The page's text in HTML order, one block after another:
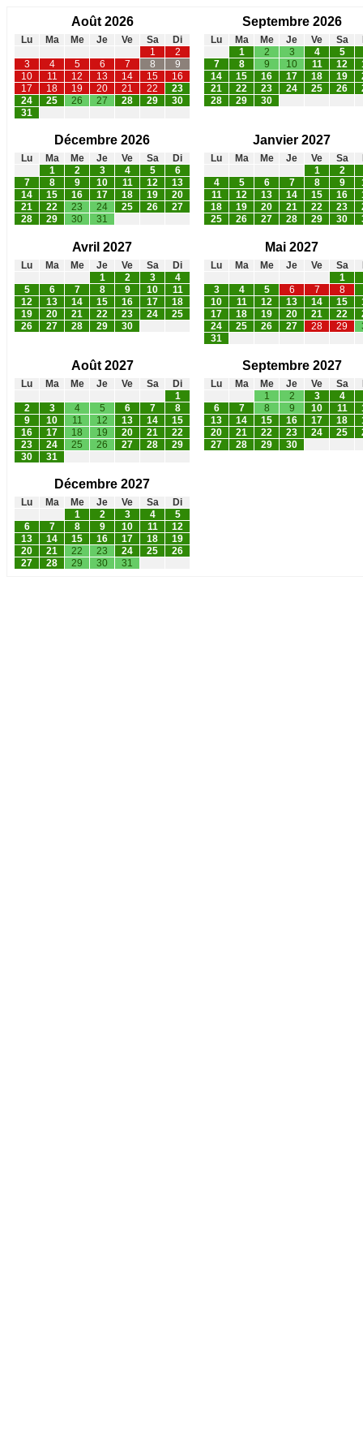
Août 2026
Lu Ma Me Je Ve Sa
Di
1
2
3
4 5 6 7 8
9
10
11 12 13 14 15
16
17
18 19 20 21 22
23
24
25 26 27 28 29
30
31
Septembre 2026
Lu Ma Me Je Ve Sa
1
2 3 4
5
7
8 9 10 11 12
14
15 16 17 18 19
21
22 23 24 25 26
28
29 30
Décembre 2026
Lu Ma Me Je Ve Sa
Di
1
2 3 4 5
6
7
8 9 10 11 12
13
14
15 16 17 18 19
20
21
22 23 24 25 26
27
28
29 30 31
Janvier 2027
Lu Ma Me Je Ve Sa
1
2
4
5 6 7 8 9
11
12 13 14 15 16
18
19 20 21 22 23
25
26 27 28 29 30
Avril 2027
Lu Ma Me Je Ve Sa
Di
1
2 3
4
5
6 7 8 9 10
11
12
13 14 15 16 17
18
19
20 21 22 23 24
25
26
27 28 29 30
Mai 2027
Lu Ma Me Je Ve Sa
1
3
4 5 6 7
8
10
11 12 13 14 15
17
18 19 20 21 22
24
25 26 27 28 29
31
Août 2027
Lu Ma Me Je Ve Sa
Di
1
2
3 4 5 6 7
8
9
10 11 12 13 14
15
16
17 18 19 20 21
22
23
24 25 26 27 28
29
30
31
Septembre 2027
Lu Ma Me Je Ve Sa
1
2 3
4
6
7 8 9 10 11
13
14 15 16 17 18
20
21 22 23 24 25
27
28 29 30
Décembre 2027
Lu Ma Me Je Ve Sa
Di
1
2 3 4
5
6
7 8 9 10 11
12
13
14 15 16 17 18
19
20
21 22 23 24 25
26
27
28 29 30 31